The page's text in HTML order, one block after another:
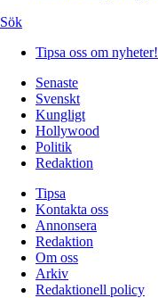
Sök
Tipsa oss om nyheter!
Senaste
Svenskt
Kungligt
Hollywood
Politik
Redaktion
Tipsa
Kontakta oss
Annonsera
Redaktion
Om oss
Arkiv
Redaktionell policy